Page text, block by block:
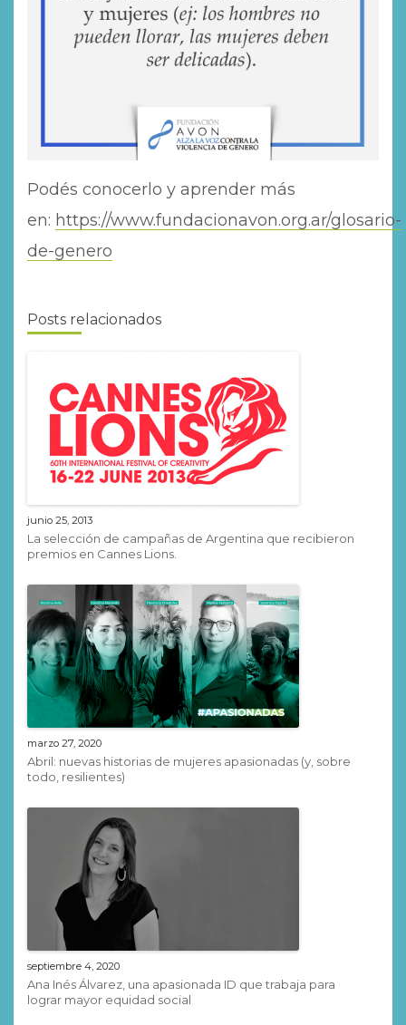
Podés conocerlo y aprender más
en: https://www.fundacionavon.org.ar/glosario-
de-genero
Posts relacionados
junio 25, 2013
La selección de campañas de Argentina que recibieron
premios en Cannes Lions.
marzo 27, 2020
Abril: nuevas historias de mujeres apasionadas (y, sobre
todo, resilientes)
septiembre 4, 2020
Ana Inés Álvarez, una apasionada ID que trabaja para
lograr mayor equidad social